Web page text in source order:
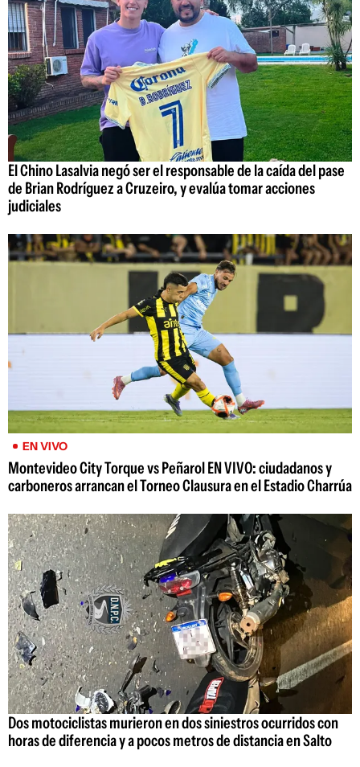
El Chino Lasalvia negó ser el responsable de la caída del pase
de Brian Rodríguez a Cruzeiro, y evalúa tomar acciones
judiciales
EN VIVO
Montevideo City Torque vs Peñarol EN VIVO: ciudadanos y
carboneros arrancan el Torneo Clausura en el Estadio Charrúa
Dos motociclistas murieron en dos siniestros ocurridos con
horas de diferencia y a pocos metros de distancia en Salto